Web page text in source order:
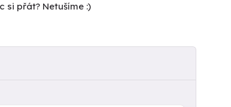
si přát? Netušíme :)